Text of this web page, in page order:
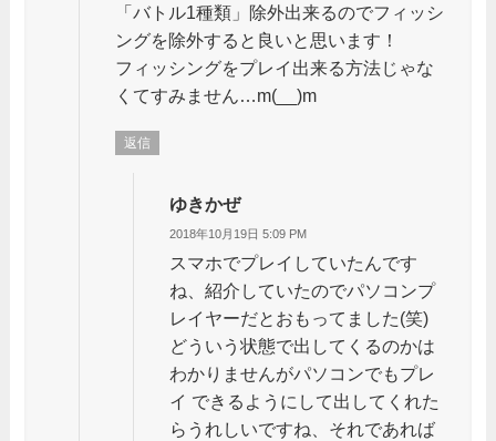
「バトル1種類」除外出来るのでフィッシ
ングを除外すると良いと思います！
フィッシングをプレイ出来る方法じゃな
くてすみません…m(__)m
返信
ゆきかぜ
2018年10月19日 5:09 PM
スマホでプレイしていたんです
ね、紹介していたのでパソコンプ
レイヤーだとおもってました(笑)
どういう状態で出してくるのかは
わかりませんがパソコンでもプレ
イ できるようにして出してくれた
らうれしいですね、それであれば